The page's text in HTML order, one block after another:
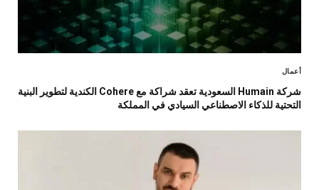
أعمال
شركة Humain السعودية تعقد شراكة مع Cohere الكندية لتطوير البنية
التحتية للذكاء الاصطناعي السيادي في المملكة